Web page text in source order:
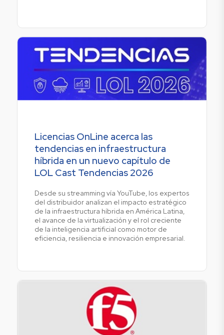
Licencias OnLine acerca las
tendencias en infraestructura
híbrida en un nuevo capítulo de
LOL Cast Tendencias 2026
Desde su streamming vía YouTube, los expertos
del distribuidor analizan el impacto estratégico
de la infraestructura híbrida en América Latina,
el avance de la virtualización y el rol creciente
de la inteligencia artificial como motor de
eficiencia, resiliencia e innovación empresarial.